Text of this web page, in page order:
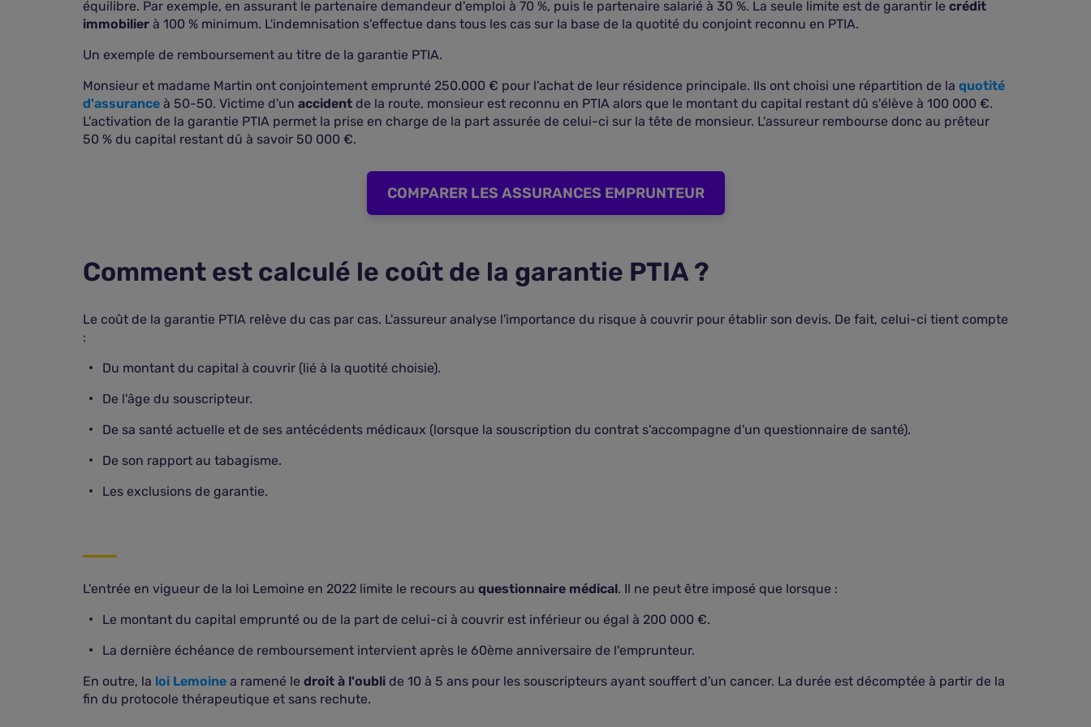
équilibre. Par exemple, en assurant le partenaire demandeur d'emploi à 70 %, puis le partenaire salarié à 30 %. La seule limite est de garantir le crédit
immobilier à 100 % minimum. L'indemnisation s'effectue dans tous les cas sur la base de la quotité du conjoint reconnu en PTIA.
Un exemple de remboursement au titre de la garantie PTIA.
Monsieur et madame Martin ont conjointement emprunté 250.000 € pour l'achat de leur résidence principale. Ils ont choisi une répartition de la quotité
d'assurance à 50-50. Victime d'un accident de la route, monsieur est reconnu en PTIA alors que le montant du capital restant dû s'élève à 100 000 €.
L'activation de la garantie PTIA permet la prise en charge de la part assurée de celui-ci sur la tête de monsieur. L'assureur rembourse donc au prêteur
50 % du capital restant dû à savoir 50 000 €.
COMPARER LES ASSURANCES EMPRUNTEUR
Comment est calculé le coût de la garantie PTIA ?
Le coût de la garantie PTIA relève du cas par cas. L'assureur analyse l'importance du risque à couvrir pour établir son devis. De fait, celui-ci tient compte
:
Du montant du capital à couvrir (lié à la quotité choisie).
De l'âge du souscripteur.
De sa santé actuelle et de ses antécédents médicaux (lorsque la souscription du contrat s'accompagne d'un questionnaire de santé).
De son rapport au tabagisme.
Les exclusions de garantie.
L'entrée en vigueur de la loi Lemoine en 2022 limite le recours au questionnaire médical. Il ne peut être imposé que lorsque :
Le montant du capital emprunté ou de la part de celui-ci à couvrir est inférieur ou égal à 200 000 €.
La dernière échéance de remboursement intervient après le 60ème anniversaire de l'emprunteur.
En outre, la loi Lemoine a ramené le droit à l'oubli de 10 à 5 ans pour les souscripteurs ayant souffert d'un cancer. La durée est décomptée à partir de la
fin du protocole thérapeutique et sans rechute.